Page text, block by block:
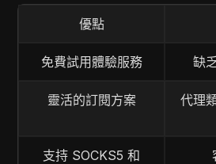
優點
免費試用體驗服務 缺
靈活的訂閱方案
代理
支持 SOCKS5 和